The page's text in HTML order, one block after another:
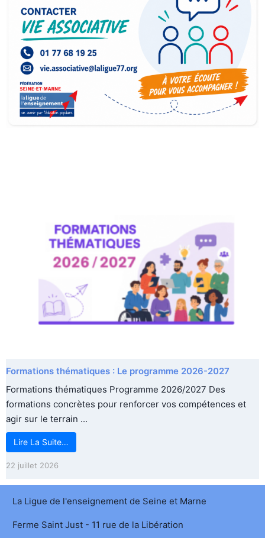
Formations thématiques : Le programme 2026-2027
Formations thématiques Programme 2026/2027 Des
formations concrètes pour renforcer vos compétences et
agir sur le terrain ...
Lire La Suite…
22 juillet 2026
La Ligue de l'enseignement de Seine et Marne
Ferme Saint Just - 11 rue de la Libération